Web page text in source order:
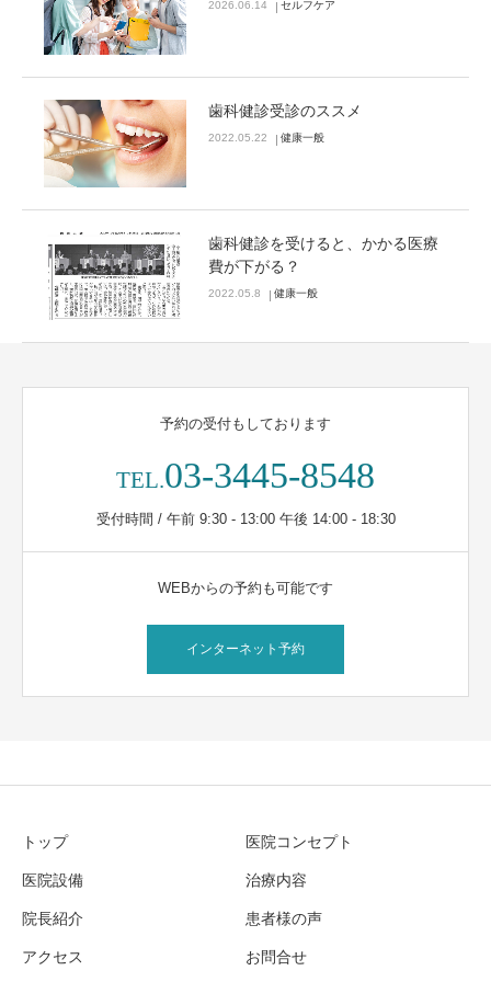
2026.06.14 セルフケア
歯科健診受診のススメ
2022.05.22 健康一般
歯科健診を受けると、かかる医療
費が下がる？
2022.05.8 健康一般
予約の受付もしております
TEL.03-3445-8548
受付時間 / 午前 9:30 - 13:00 午後 14:00 - 18:30
WEBからの予約も可能です
インターネット予約
トップ 医院コンセプト
医院設備 治療内容
院長紹介 患者様の声
アクセス お問合せ